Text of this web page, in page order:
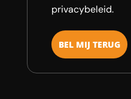
privacybeleid.